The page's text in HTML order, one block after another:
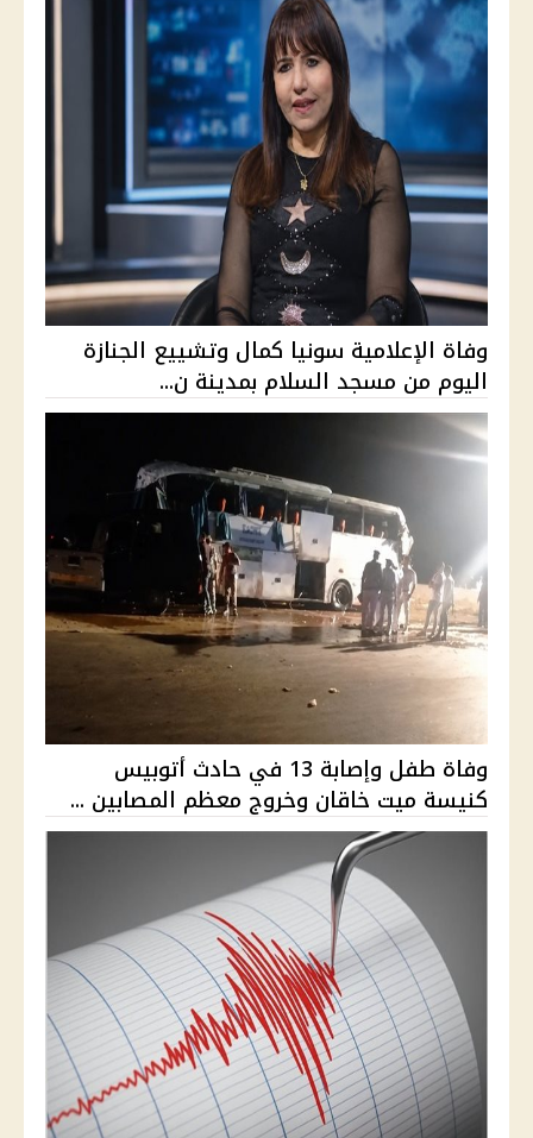
وفاة الإعلامية سونيا كمال وتشييع الجنازة
اليوم من مسجد السلام بمدينة ن...
وفاة طفل وإصابة 13 في حادث أتوبيس
كنيسة ميت خاقان وخروج معظم المصابين ...